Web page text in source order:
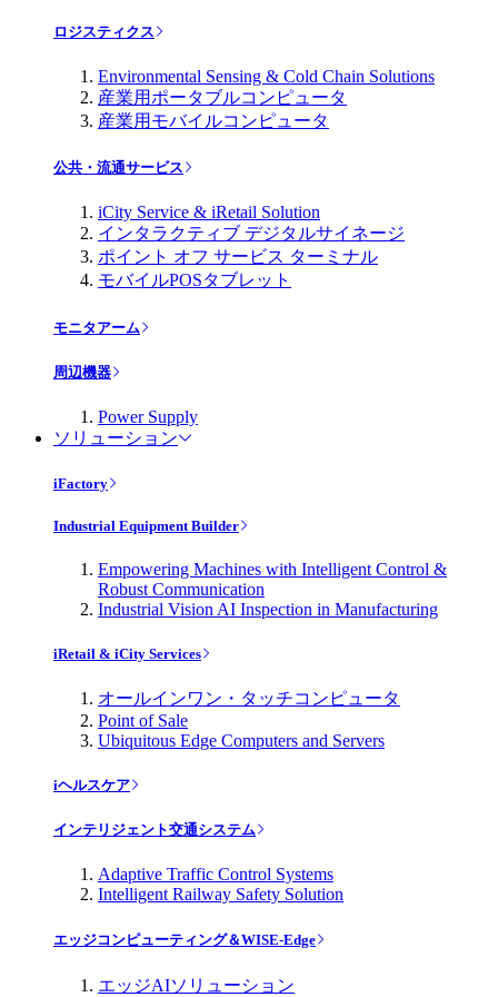
ロジスティクス
Environmental Sensing & Cold Chain Solutions
産業用ポータブルコンピュータ
産業用モバイルコンピュータ
公共・流通サービス
iCity Service & iRetail Solution
インタラクティブ デジタルサイネージ
ポイント オフ サービス ターミナル
モバイルPOSタブレット
モニタアーム
周辺機器
Power Supply
ソリューション
iFactory
Industrial Equipment Builder
Empowering Machines with Intelligent Control &
Robust Communication
Industrial Vision AI Inspection in Manufacturing
iRetail & iCity Services
オールインワン・タッチコンピュータ
Point of Sale
Ubiquitous Edge Computers and Servers
iヘルスケア
インテリジェント交通システム
Adaptive Traffic Control Systems
Intelligent Railway Safety Solution
エッジコンピューティング＆WISE-Edge
エッジAIソリューション